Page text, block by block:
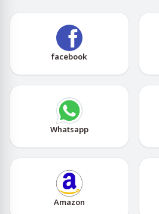
facebook
Whatsapp
Amazon